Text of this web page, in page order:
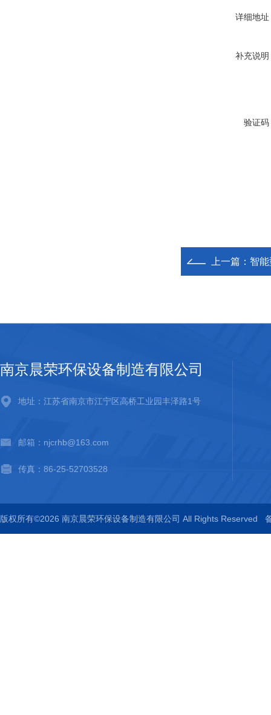
详细地址
补充说明
验证码
上一篇： 智
南京晨荣环保设备制造有限公司
地址：江苏省南京市江宁区高桥工业园丰泽路1号
邮箱：njcrhb@163.com
传真：86-25-52703528
版权所有©2026 南京晨荣环保设备制造有限公司 All Rights Reserved